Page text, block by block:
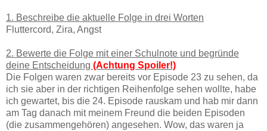
1. Beschreibe die aktuelle Folge in drei Worten
Fluttercord, Zira, Angst
2. Bewerte die Folge mit einer Schulnote und begründe
deine Entscheidung (Achtung Spoiler!)
Die Folgen waren zwar bereits vor Episode 23 zu sehen, da
ich sie aber in der richtigen Reihenfolge sehen wollte, habe
ich gewartet, bis die 24. Episode rauskam und hab mir dann
am Tag danach mit meinem Freund die beiden Episoden
(die zusammengehören) angesehen. Wow, das waren ja